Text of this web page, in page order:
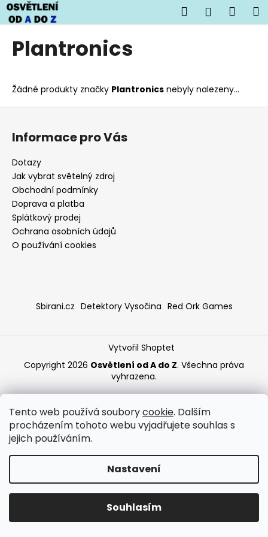
Tento web používá souborycookie. Dalším
procházením tohoto webu vyjadřujete souhlas s
jejich používáním.
Nastavení
Souhlasím
Přejít
na
obsah
Hledat
Plantronics
Žádné produkty značky Plantronics nebyly nalezeny...
K
o
o
p
o
t
ř
e
b
u
j
e
t
e
t
HLEDAT
Z
Informace pro Vás
Dotazy
Jak vybrat světelný zdroj
Obchodní podmínky
Doprava a platba
Splátkový prodej
Ochrana osobních údajů
O používání cookies
Sbirani.cz Detektory Vysočina Red Ork Games
Vytvořil Shoptet
Copyright 2026 Osvětlení od A do Z. Všechna práva
vyhrazena.